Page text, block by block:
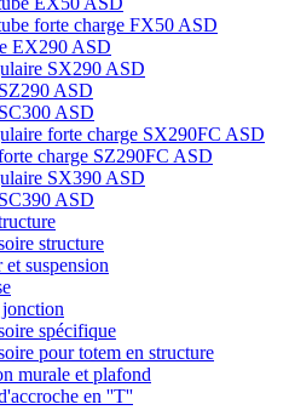
forte charge FX50 ASD
EX290 ASD
SX290 ASD
ASD
ASD
forte charge SX290FC ASD
charge SZ290FC ASD
SX390 ASD
ASD
structure
suspension
spécifique
pour totem en structure
murale et plafond
en ''T''